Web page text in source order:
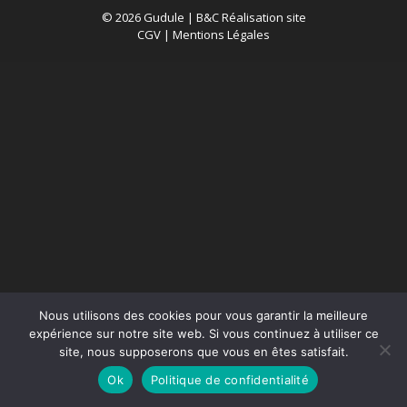
© 2026 Gudule | B&C Réalisation site
CGV | Mentions Légales
Nous utilisons des cookies pour vous garantir la meilleure
expérience sur notre site web. Si vous continuez à utiliser ce
site, nous supposerons que vous en êtes satisfait.
Ok
Politique de confidentialité